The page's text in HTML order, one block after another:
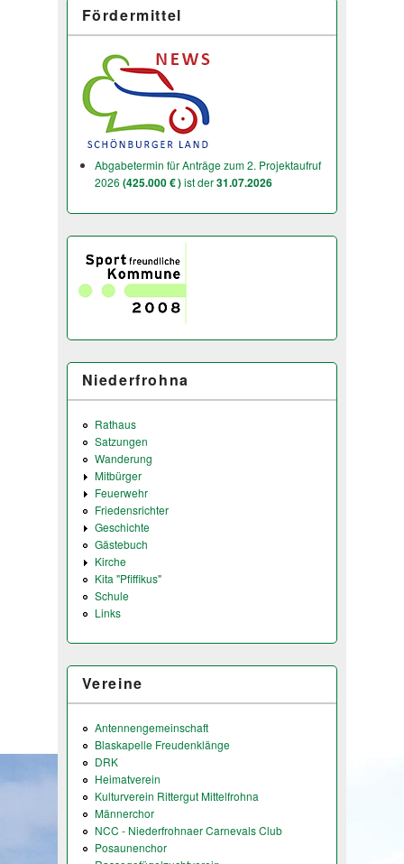
Fördermittel
Abgabetermin für Anträge zum 2. Projektaufruf
2026 (425.000 € )ist der31.07.2026
Niederfrohna
Rathaus
Satzungen
Wanderung
Mitbürger
Feuerwehr
Friedensrichter
Geschichte
Gästebuch
Kirche
Kita "Pfiffikus"
Schule
Links
Vereine
Antennengemeinschaft
Blaskapelle Freudenklänge
DRK
Heimatverein
Kulturverein Rittergut Mittelfrohna
Männerchor
NCC - Niederfrohnaer Carnevals Club
Posaunenchor